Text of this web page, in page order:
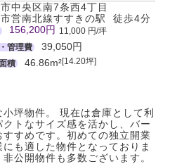
中央区南7条西4丁目
営南北線すすきの駅 徒歩4分
156,200円 11,000 円/坪
管理費
39,050円
積 46.86m²[14.20坪]
坪物件。 現在は倉庫として利
トなサイズ感を活かし、バー
すめです。初めての独立開業
も適した物件となっておりま
公開物件も多数ございます。